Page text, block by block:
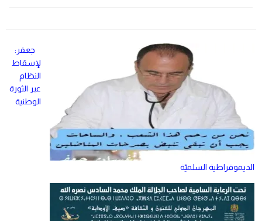
جعفر:
لإسقاط
النظام
عبر الثورة
الوطنية
الديموقراطية السلميّة